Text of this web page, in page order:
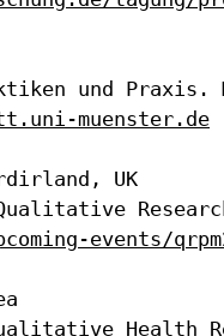
muenster.de
UK
events/